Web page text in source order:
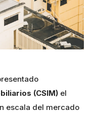
(CSIM) el
escala del mercado